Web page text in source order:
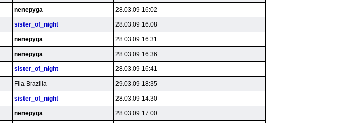
nenepyga 28.03.09 16:02
sister_of_night 28.03.09 16:08
nenepyga 28.03.09 16:31
nenepyga 28.03.09 16:36
sister_of_night 28.03.09 16:41
Fila Brazilia 29.03.09 18:35
sister_of_night 28.03.09 14:30
nenepyga 28.03.09 17:00